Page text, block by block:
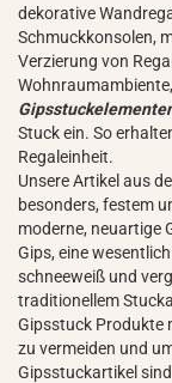
dekorative
Schmuckkonsolen,
Verzierung von
Stuck ein. So
Regaleinheit.
Unsere Artikel aus
besonders, festem
moderne, neuartige
Gips, eine
schneeweiß und
traditionellem
Gipsstuck Produkte
zu vermeiden und
Gipsstuckartikel